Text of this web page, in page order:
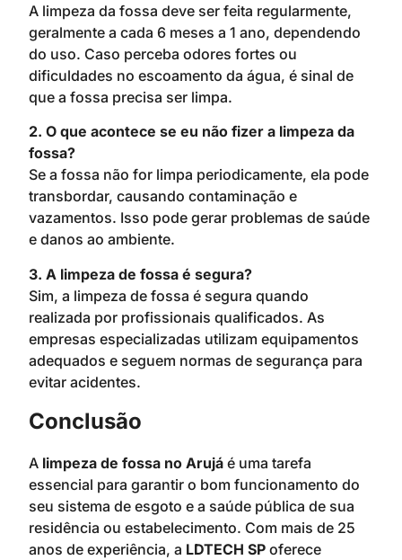
A limpeza da fossa deve ser feita regularmente,
geralmente a cada 6 meses a 1 ano, dependendo
do uso. Caso perceba odores fortes ou
dificuldades no escoamento da água, é sinal de
que a fossa precisa ser limpa.
2. O que acontece se eu não fizer a limpeza da
fossa?
Se a fossa não for limpa periodicamente, ela pode
transbordar, causando contaminação e
vazamentos. Isso pode gerar problemas de saúde
e danos ao ambiente.
3. A limpeza de fossa é segura?
Sim, a limpeza de fossa é segura quando
realizada por profissionais qualificados. As
empresas especializadas utilizam equipamentos
adequados e seguem normas de segurança para
evitar acidentes.
Conclusão
A limpeza de fossa no Arujá é uma tarefa
essencial para garantir o bom funcionamento do
seu sistema de esgoto e a saúde pública de sua
residência ou estabelecimento. Com mais de 25
anos de experiência, a LDTECH SP oferece